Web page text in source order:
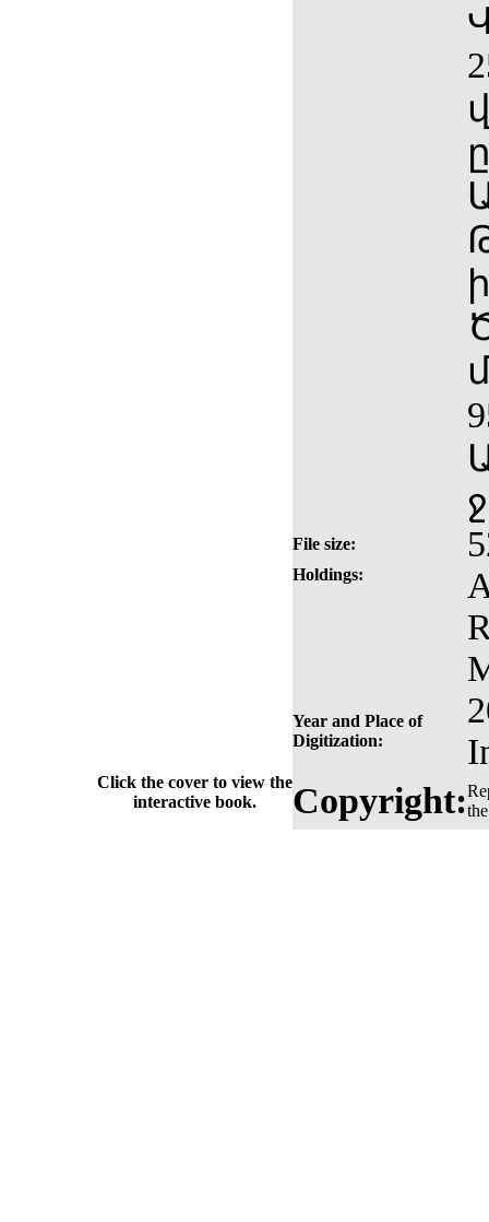
File size:
Holdings:
Year and Place of
Digitization:
Click the cover to view the
interactive book.
Copyright: